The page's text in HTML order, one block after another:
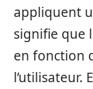
appliquent
signifie que
en fonction
l’utilisateur.